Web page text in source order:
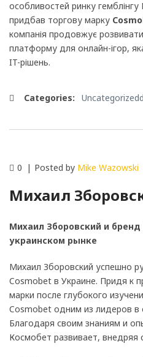
особливостей ринку
придбав торгову марку
компанія продовжує
платформу для онлайн-ігор,
IT-рішень.
Categories: Uncategorizedd
0 Posted by Mike Wazowski
Михаил
Михаил Зборовский и бренд
украинском рынке
Михаил Зборовский успешно
Cosmobet в Украине. Придя к
марки после глубокого
Cosmobet одним из лидеров в
Благодаря своим знаниям и
Космобет развивает, внедряя